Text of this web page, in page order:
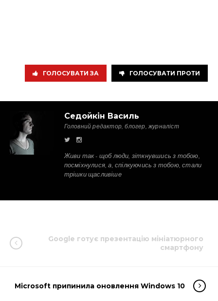
ГОЛОСУВАТИ ЗА ГОЛОСУВАТИ ПРОТИ
Седойкін Василь
Головний редактор, блогер, журналіст
Живи так - щоб люди, зіткнувшись з тобою,
посміхнулися, а, спілкуючись з тобою, стали
трішки щасливіше
Google готує презентацію мініатюрного
смартфону
Microsoft припинила оновлення Windows 10